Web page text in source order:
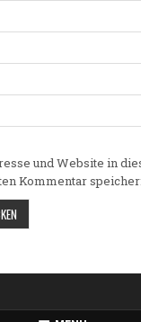
und Website in
Kommentar